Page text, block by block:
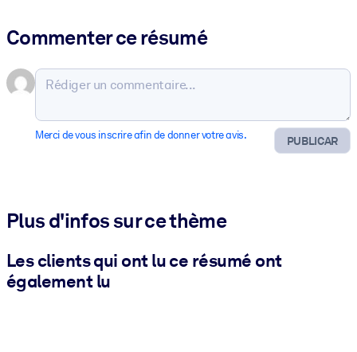
Commenter ce résumé
PUBLICAR
Merci de vous inscrire afin de donner votre avis.
Plus d'infos sur ce thème
Les clients qui ont lu ce résumé ont
également lu